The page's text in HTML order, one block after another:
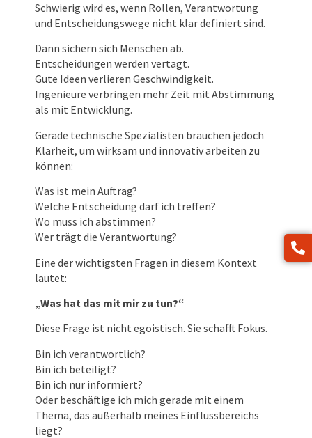
Schwierig wird es, wenn Rollen, Verantwortung
und Entscheidungswege nicht klar definiert sind.
Dann sichern sich Menschen ab.
Entscheidungen werden vertagt.
Gute Ideen verlieren Geschwindigkeit.
Ingenieure verbringen mehr Zeit mit Abstimmung
als mit Entwicklung.
Gerade technische Spezialisten brauchen jedoch
Klarheit, um wirksam und innovativ arbeiten zu
können:
Was ist mein Auftrag?
Welche Entscheidung darf ich treffen?
Wo muss ich abstimmen?
Wer trägt die Verantwortung?
Eine der wichtigsten Fragen in diesem Kontext
lautet:
„Was hat das mit mir zu tun?“
Diese Frage ist nicht egoistisch. Sie schafft Fokus.
Bin ich verantwortlich?
Bin ich beteiligt?
Bin ich nur informiert?
Oder beschäftige ich mich gerade mit einem
Thema, das außerhalb meines Einflussbereichs
liegt?